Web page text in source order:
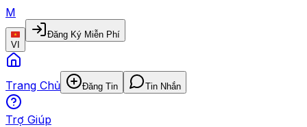
M
VI
Đăng Ký Miễn Phí
Trang Chủ Đăng Tin Tin Nhắn
Trợ Giúp